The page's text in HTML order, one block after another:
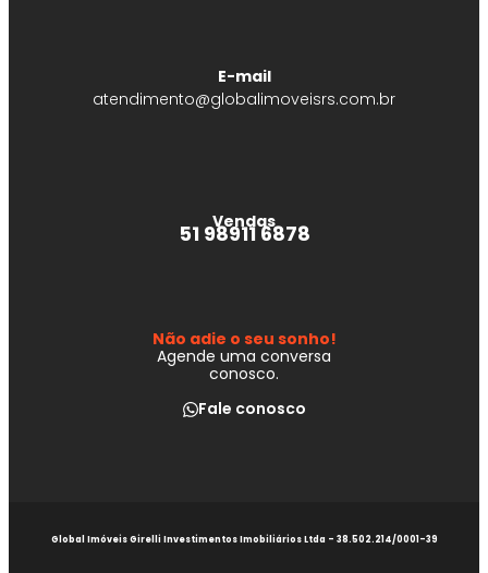
E-mail
atendimento@globalimoveisrs.com.br
Vendas
51 98911 6878
Não adie o seu sonho!
Agende uma conversa
conosco.
Fale conosco
Global Imóveis Girelli Investimentos Imobiliários Ltda - 38.502.214/0001-39